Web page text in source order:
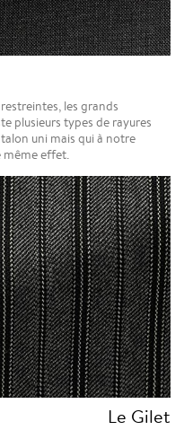
les grands
plusieurs types de rayures
uni mais qui à notre
même effet.
Le Gilet